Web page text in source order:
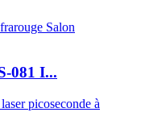
081 I...